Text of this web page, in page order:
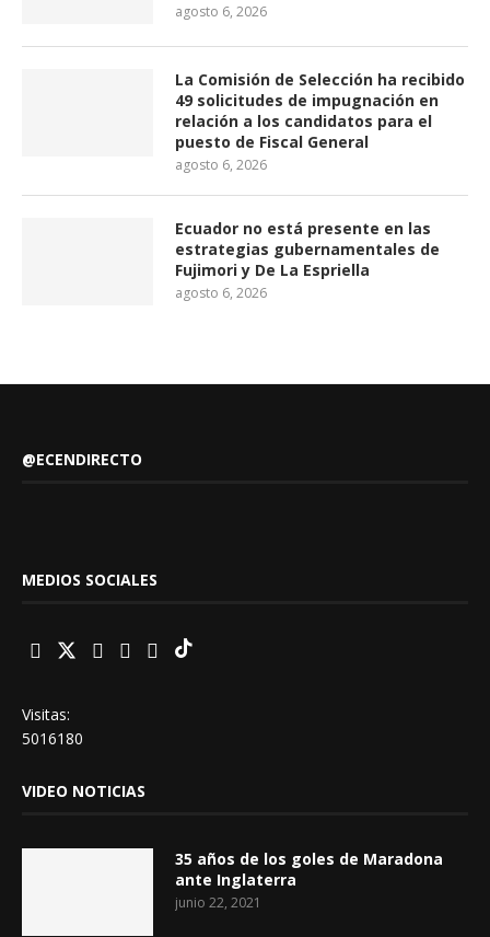
agosto 6, 2026
La Comisión de Selección ha recibido
49 solicitudes de impugnación en
relación a los candidatos para el
puesto de Fiscal General
agosto 6, 2026
Ecuador no está presente en las
estrategias gubernamentales de
Fujimori y De La Espriella
agosto 6, 2026
@ECENDIRECTO
MEDIOS SOCIALES
Visitas:
5016180
VIDEO NOTICIAS
35 años de los goles de Maradona
ante Inglaterra
junio 22, 2021